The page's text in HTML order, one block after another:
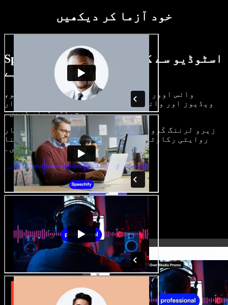
خود آزما کر دیکھیں
Speechify اسٹوڈیو سے کیا کچھ کر سکتے
ہیں، دیکھیے
وائس اوور بنائیں، رائلٹی فری امیجز، آڈیو،
ویڈیوز اور وائس کلون شامل کر کے بھرپور، شاندار
پروجیکٹس تیار کریں۔
زیرو لرننگ کَرو اور سب کچھ براؤزر میں، تخلیق کار
روایتی رکاوٹیں توڑ کر اپنے خیالات کو حقیقت بنا
سکتے ہیں۔
اسٹوڈیو شروع کریں